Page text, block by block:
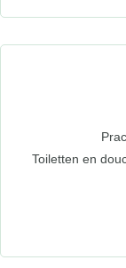
Toiletten en